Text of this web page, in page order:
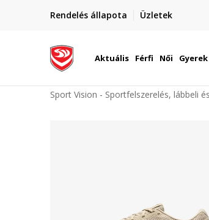
Rendelés állapota Üzletek
Szállítás Magyarország
Aktuális Férfi Női Gyerek
Sport Vision - Sportfelszerelés, lábbeli